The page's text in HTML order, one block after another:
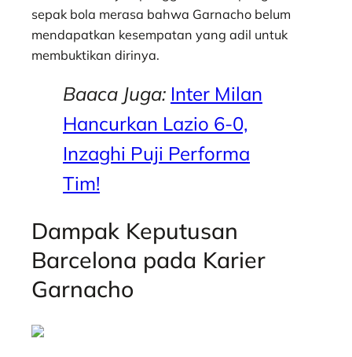
sepak bola merasa bahwa Garnacho belum
mendapatkan kesempatan yang adil untuk
membuktikan dirinya.
Baaca Juga: Inter Milan
Hancurkan Lazio 6-0,
Inzaghi Puji Performa
Tim!
Dampak Keputusan
Barcelona pada Karier
Garnacho